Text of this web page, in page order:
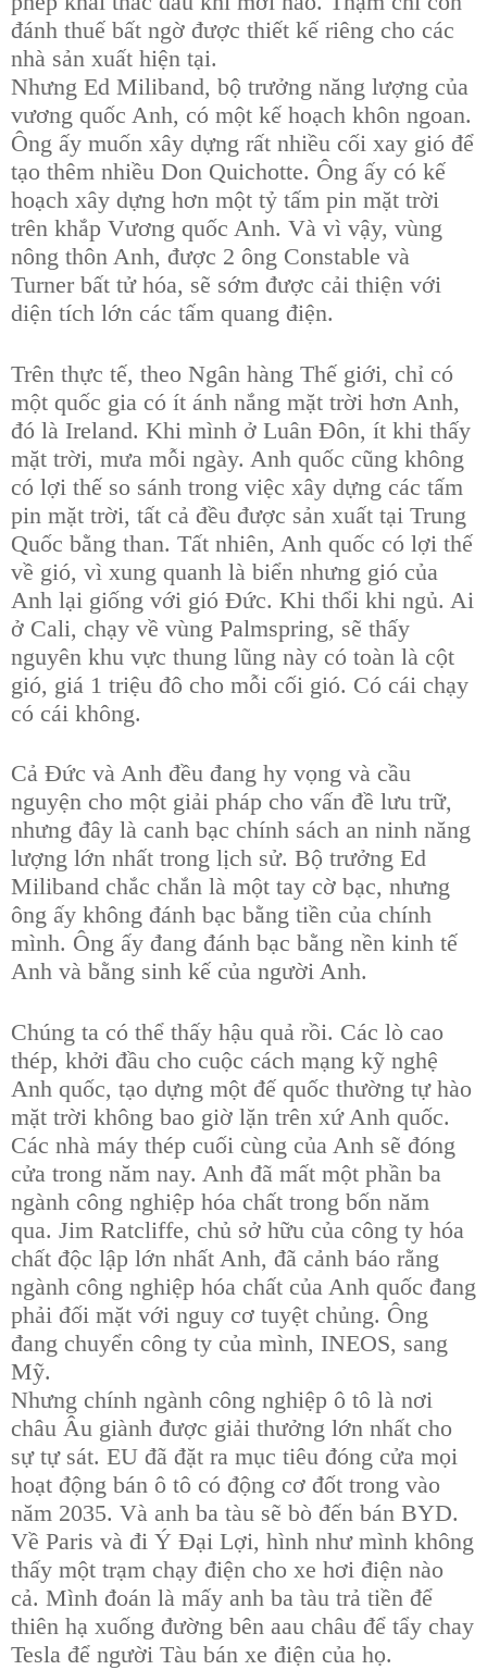
đánh thuế bất ngờ được thiết kế riêng cho các
nhà sản xuất hiện tại.
Nhưng Ed Miliband, bộ trưởng năng lượng của
vương quốc Anh, có một kế hoạch khôn ngoan.
Ông ấy muốn xây dựng rất nhiều cối xay gió để
tạo thêm nhiều Don Quichotte. Ông ấy có kế
hoạch xây dựng hơn một tỷ tấm pin mặt trời
trên khắp Vương quốc Anh. Và vì vậy, vùng
nông thôn Anh, được 2 ông Constable và
Turner bất tử hóa, sẽ sớm được cải thiện với
diện tích lớn các tấm quang điện.
Trên thực tế, theo Ngân hàng Thế giới, chỉ có
một quốc gia có ít ánh nắng mặt trời hơn Anh,
đó là Ireland. Khi mình ở Luân Đôn, ít khi thấy
mặt trời, mưa mỗi ngày. Anh quốc cũng không
có lợi thế so sánh trong việc xây dựng các tấm
pin mặt trời, tất cả đều được sản xuất tại Trung
Quốc bằng than. Tất nhiên, Anh quốc có lợi thế
về gió, vì xung quanh là biển nhưng gió của
Anh lại giống với gió Đức. Khi thổi khi ngủ. Ai
ở Cali, chạy về vùng Palmspring, sẽ thấy
nguyên khu vực thung lũng này có toàn là cột
gió, giá 1 triệu đô cho mỗi cối gió. Có cái chạy
có cái không.
Cả Đức và Anh đều đang hy vọng và cầu
nguyện cho một giải pháp cho vấn đề lưu trữ,
nhưng đây là canh bạc chính sách an ninh năng
lượng lớn nhất trong lịch sử. Bộ trưởng Ed
Miliband chắc chắn là một tay cờ bạc, nhưng
ông ấy không đánh bạc bằng tiền của chính
mình. Ông ấy đang đánh bạc bằng nền kinh tế
Anh và bằng sinh kế của người Anh.
Chúng ta có thể thấy hậu quả rồi. Các lò cao
thép, khởi đầu cho cuộc cách mạng kỹ nghệ
Anh quốc, tạo dựng một đế quốc thường tự hào
mặt trời không bao giờ lặn trên xứ Anh quốc.
Các nhà máy thép cuối cùng của Anh sẽ đóng
cửa trong năm nay. Anh đã mất một phần ba
ngành công nghiệp hóa chất trong bốn năm
qua. Jim Ratcliffe, chủ sở hữu của công ty hóa
chất độc lập lớn nhất Anh, đã cảnh báo rằng
ngành công nghiệp hóa chất của Anh quốc đang
phải đối mặt với nguy cơ tuyệt chủng. Ông
đang chuyển công ty của mình, INEOS, sang
Mỹ.
Nhưng chính ngành công nghiệp ô tô là nơi
châu Âu giành được giải thưởng lớn nhất cho
sự tự sát. EU đã đặt ra mục tiêu đóng cửa mọi
hoạt động bán ô tô có động cơ đốt trong vào
năm 2035. Và anh ba tàu sẽ bò đến bán BYD.
Về Paris và đi Ý Đại Lợi, hình như mình không
thấy một trạm chạy điện cho xe hơi điện nào
cả. Mình đoán là mấy anh ba tàu trả tiền để
thiên hạ xuống đường bên aau châu để tẩy chay
Tesla để người Tàu bán xe điện của họ.